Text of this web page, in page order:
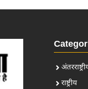
राष्ट्रीय